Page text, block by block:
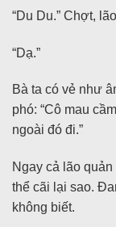
“Du Du.” Chợt,
“Dạ.”
Bà ta có vẻ như
phó: “Cô mau
ngoài đó đi.”
Ngay cả lão
thể cãi lại sao.
không biết.